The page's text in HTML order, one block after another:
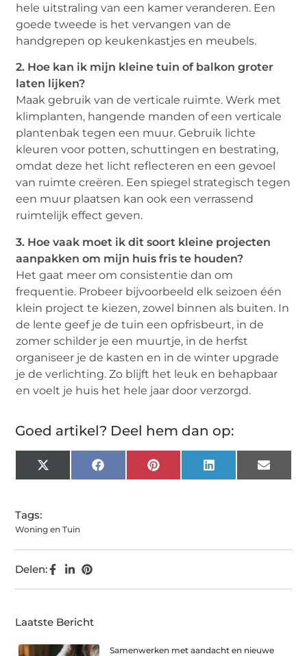
hele uitstraling van een kamer veranderen. Een
goede tweede is het vervangen van de
handgrepen op keukenkastjes en meubels.
2. Hoe kan ik mijn kleine tuin of balkon groter
laten lijken?
Maak gebruik van de verticale ruimte. Werk met
klimplanten, hangende manden of een verticale
plantenbak tegen een muur. Gebruik lichte
kleuren voor potten, schuttingen en bestrating,
omdat deze het licht reflecteren en een gevoel
van ruimte creëren. Een spiegel strategisch tegen
een muur plaatsen kan ook een verrassend
ruimtelijk effect geven.
3. Hoe vaak moet ik dit soort kleine projecten
aanpakken om mijn huis fris te houden?
Het gaat meer om consistentie dan om
frequentie. Probeer bijvoorbeeld elk seizoen één
klein project te kiezen, zowel binnen als buiten. In
de lente geef je de tuin een opfrisbeurt, in de
zomer schilder je een muurtje, in de herfst
organiseer je de kasten en in de winter upgrade
je de verlichting. Zo blijft het leuk en behapbaar
en voelt je huis het hele jaar door verzorgd.
Goed artikel? Deel hem dan op:
X
(Twitter)
FacebookPinterest LinkedIn Email
Tags:
Woning en Tuin
Delen:
Laatste Bericht
Samenwerken met aandacht en nieuwe